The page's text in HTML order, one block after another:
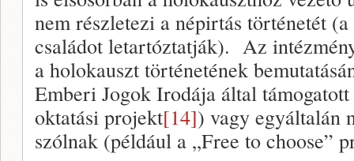
nem részletezi a népirtás történetét
családot letartóztatják). Az
a holokauszt történetének
Emberi Jogok Irodája által
oktatási projekt[14]) vagy egyáltalán
szólnak (például a „Free to choose”